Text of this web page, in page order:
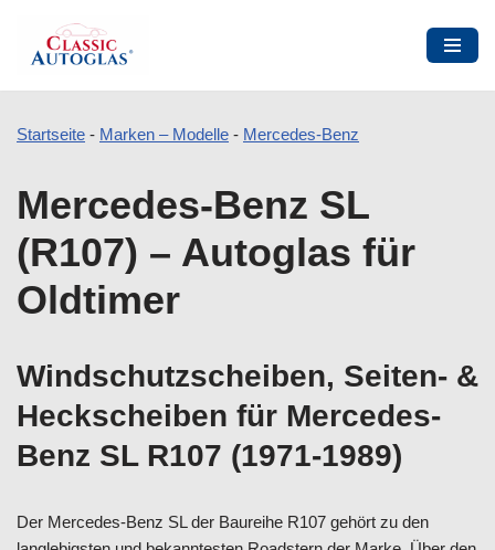
Inhalt
springen
Startseite - Marken – Modelle - Mercedes-Benz
Mercedes-Benz SL
(R107) – Autoglas für
Oldtimer
Windschutzscheiben, Seiten- &
Heckscheiben für Mercedes-
Benz SL R107 (1971-1989)
Der Mercedes-Benz SL der Baureihe R107 gehört zu den